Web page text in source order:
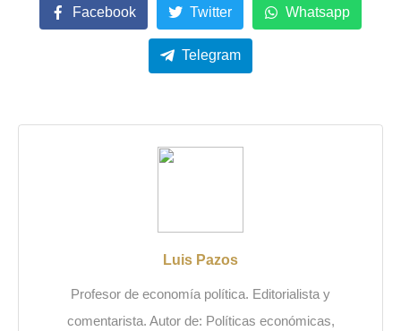
Facebook Twitter Whatsapp
Telegram
Luis Pazos
Profesor de economía política. Editorialista y
comentarista. Autor de: Políticas económicas,